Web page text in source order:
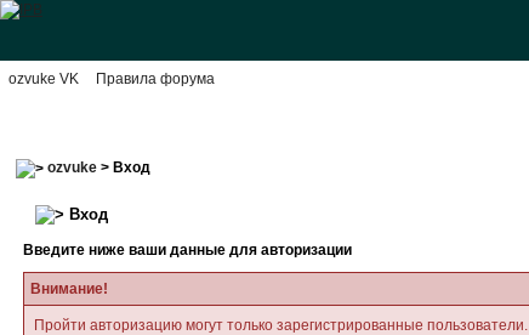
ozvuke VK Правила форума
ozvuke > Вход
Вход
Введите ниже ваши данные для авторизации
Внимание!
Пройти авторизацию могут только зарегистрированные пользователи.